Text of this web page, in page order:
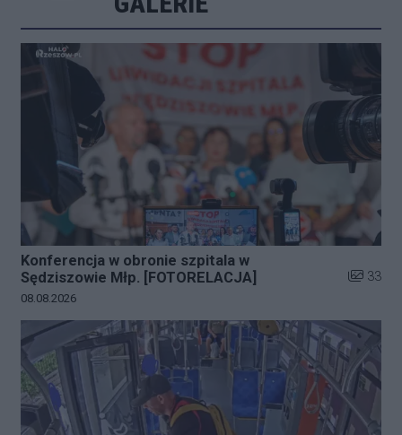
Konferencja w obronie szpitala w
Sędziszowie Młp. [FOTORELACJA]
Liczba
33
Data dodania galerii:
08.08.2026